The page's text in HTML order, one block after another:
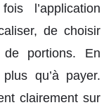
l’application
de choisir
portions. En
qu’à payer.
clairement sur